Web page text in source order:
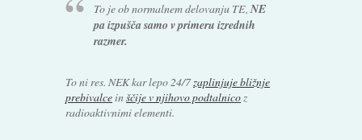
To je ob normalnem delovanju TE,NE
pa izpušča samo v primeru izrednih
razmer.
To ni res. NEK kar lepo 24/7zaplinjuje bližnje
prebivalceinščije v njihovo podtalnico z
radioaktivnimi elementi.